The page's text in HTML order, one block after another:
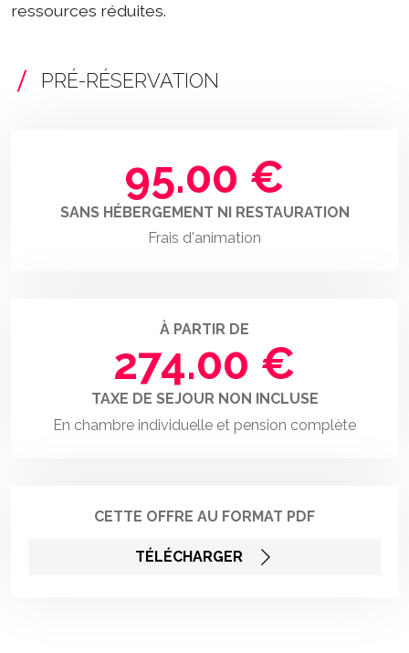
ressources réduites.
PRÉ-RÉSERVATION
95.00 €
SANS HÉBERGEMENT NI RESTAURATION
Frais d'animation
À PARTIR DE
274.00 €
TAXE DE SEJOUR NON INCLUSE
En chambre individuelle et pension complète
CETTE OFFRE AU FORMAT PDF
TÉLÉCHARGER